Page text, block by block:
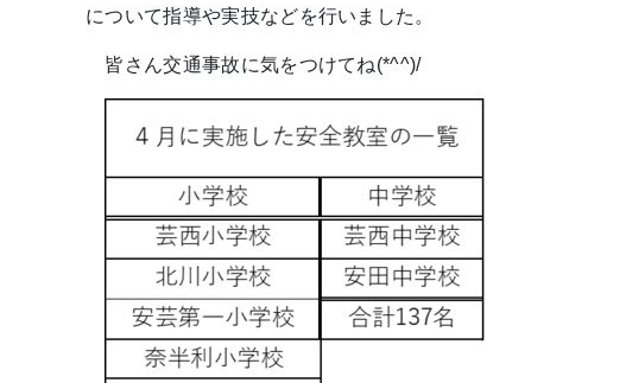
について指導や実技などを行いました。
皆さん交通事故に気をつけてね(*^^)/